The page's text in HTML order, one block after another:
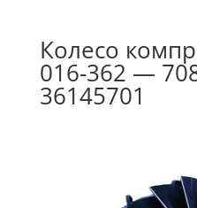
Колесо
016-362 —
36145701